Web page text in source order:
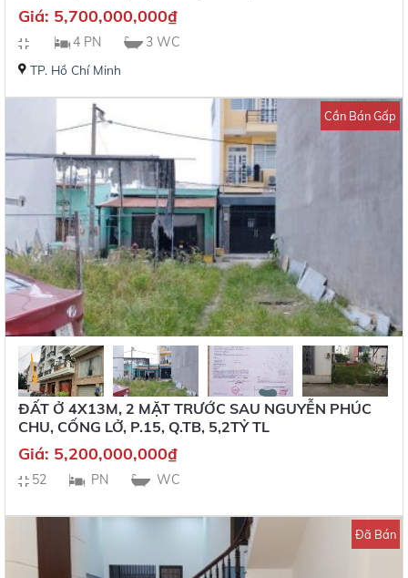
Giá: 5,700,000,000₫
4 PN 3 WC
TP. Hồ Chí Minh
Cần Bán Gấp
ĐẤT Ở 4X13M, 2 MẶT TRƯỚC SAU NGUYỄN PHÚC
CHU, CỐNG LỞ, P.15, Q.TB, 5,2TỶ TL
Giá: 5,200,000,000₫
52 PN WC
Đã Bán